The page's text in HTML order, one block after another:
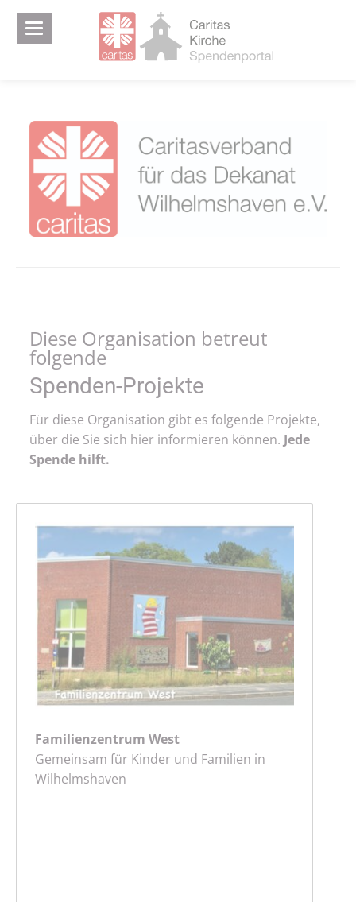
Diese Organisation betreut
folgende
Spenden-Projekte
Für diese Organisation gibt es folgende Projekte,
über die Sie sich hier informieren können. Jede
Spende hilft.
Familienzentrum West
Gemeinsam für Kinder und Familien in
Wilhelmshaven